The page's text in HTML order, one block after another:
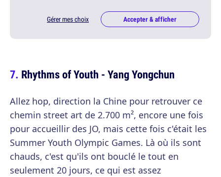
Gérer mes choix Accepter & afficher
Rhythms of Youth - Yang Yongchun
Allez hop, direction la Chine pour retrouver ce
chemin street art de 2.700 m², encore une fois
pour accueillir des JO, mais cette fois c'était les
Summer Youth Olympic Games. Là où ils sont
chauds, c'est qu'ils ont bouclé le tout en
seulement 20 jours, ce qui est assez